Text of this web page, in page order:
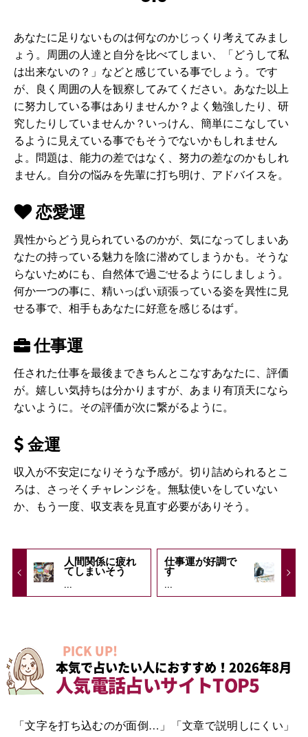
あなたに足りないものは何なのかじっくり考えてみまし
ょう。周囲の人達と自分を比べてしまい、「どうして私
は出来ないの？」などと感じている事でしょう。です
が、良く周囲の人を観察してみてください。あなた以上
に努力している事はありませんか？よく勉強したり、研
究したりしていませんか？いっけん、簡単にこなしてい
るように見えている事でもそうでないかもしれません
よ。問題は、能力の差ではなく、努力の差なのかもしれ
ません。自分の悩みを先輩に打ち明け、アドバイスを。
恋愛運
異性からどう見られているのかが、気になってしまいあ
なたの持っている魅力を陰に潜めてしまうかも。そうな
らないためにも、自然体で過ごせるようにしましょう。
何か一つの事に、精いっぱい頑張っている姿を異性に見
せる事で、相手もあなたに好意を感じるはず。
仕事運
任された仕事を最後まできちんとこなすあなたに、評価
が。嬉しい気持ちは分かりますが、あまり有頂天になら
ないように。その評価が次に繋がるように。
金運
収入が不安定になりそうな予感が。切り詰められるとこ
ろは、さっそくチャレンジを。無駄使いをしていない
か、もう一度、収支表を見直す必要がありそう。
人間関係に疲れ
てしまいそう
...
仕事運が好調で
す
...
PICK UP!
本気で占いたい人におすすめ！2026年8月
人気電話占いサイトTOP5
「文字を打ち込むのが面倒…」「文章で説明しにくい」